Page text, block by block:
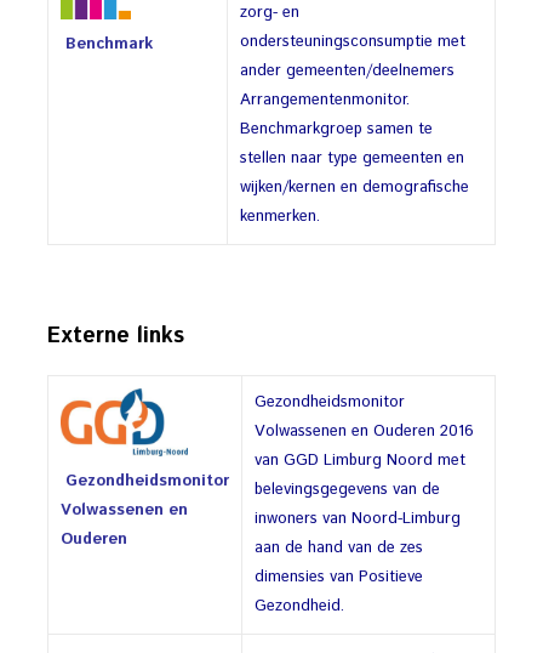
Benchmark
zorg- en
ondersteuningsconsumptie met
ander gemeenten/deelnemers
Arrangementenmonitor.
Benchmarkgroep samen te
stellen naar type gemeenten en
wijken/kernen en demografische
kenmerken.
Externe links
Gezondheidsmonitor
Volwassenen en
Ouderen
Gezondheidsmonitor
Volwassenen en Ouderen 2016
van GGD Limburg Noord met
belevingsgegevens van de
inwoners van Noord-Limburg
aan de hand van de zes
dimensies van Positieve
Gezondheid.